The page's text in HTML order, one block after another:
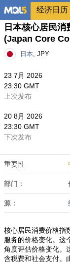
经济日历
日本核心居民
(Japan Core
日本, JPY
23 7月 2026
23:30 GMT
上次发布
20 8月 2026
23:30 GMT
下次发布
重要性
部门：
源：
核心居民消费价格指
服务的价格变化。这
角度评估价格变化。
含税费和社会支付。